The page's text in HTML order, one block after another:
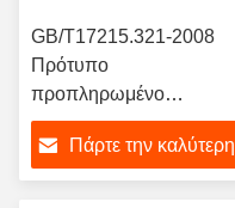
GB/T17215.321-2008
Πρότυπο
προπληρωμένο
ηλεκτρονικό μετρητή
ενέργειας με ≤ 95%
υγρασία αποθήκευσης
Πάρτε την καλύτερη